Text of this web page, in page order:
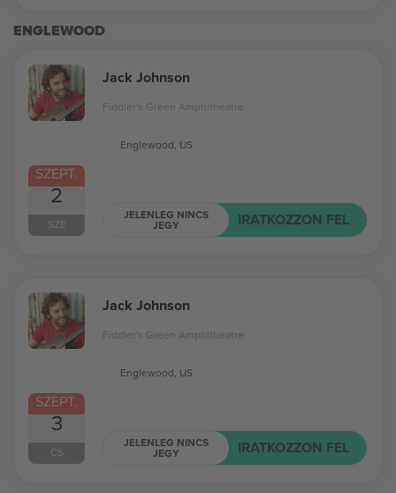
ENGLEWOOD
SZEPT.
2
SZE
Jack Johnson
Fiddler's Green Amphitheatre
Englewood, US
JELENLEG NINCS
JEGY IRATKOZZON FEL
SZEPT.
3
CS
Jack Johnson
Fiddler's Green Amphitheatre
Englewood, US
JELENLEG NINCS
JEGY IRATKOZZON FEL